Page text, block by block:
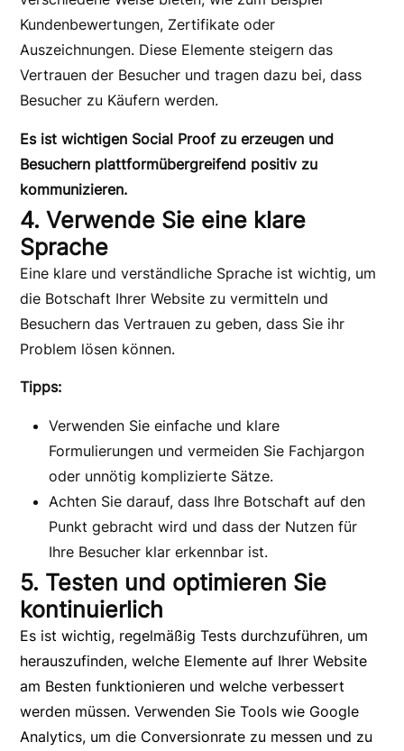
Kundenbewertungen, Zertifikate oder
Auszeichnungen. Diese Elemente steigern das
Vertrauen der Besucher und tragen dazu bei, dass
Besucher zu Käufern werden.
Es ist wichtigen Social Proof zu erzeugen und
Besuchern plattformübergreifend positiv zu
kommunizieren.
4. Verwende Sie eine klare
Sprache
Eine klare und verständliche Sprache ist wichtig, um
die Botschaft Ihrer Website zu vermitteln und
Besuchern das Vertrauen zu geben, dass Sie ihr
Problem lösen können.
Tipps:
Verwenden Sie einfache und klare
Formulierungen und vermeiden Sie Fachjargon
oder unnötig komplizierte Sätze.
Achten Sie darauf, dass Ihre Botschaft auf den
Punkt gebracht wird und dass der Nutzen für
Ihre Besucher klar erkennbar ist.
5. Testen und optimieren Sie
kontinuierlich
Es ist wichtig, regelmäßig Tests durchzuführen, um
herauszufinden, welche Elemente auf Ihrer Website
am Besten funktionieren und welche verbessert
werden müssen. Verwenden Sie Tools wie Google
Analytics, um die Conversionrate zu messen und zu